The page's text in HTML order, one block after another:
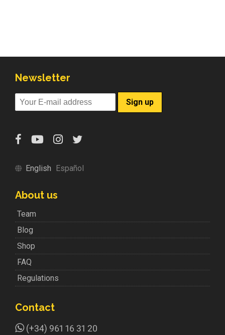
Newsletter
English Español
About us
Team
Blog
Shop
FAQ
Regulations
Contact
(+34) 961 16 31 20